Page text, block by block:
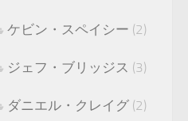
ケビン・スペイシー (2)
ジェフ・ブリッジス (3)
ダニエル・クレイグ (2)